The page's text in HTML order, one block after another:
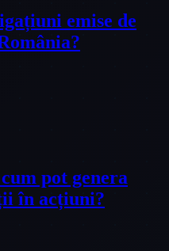
emise de
pot genera
în acțiuni?